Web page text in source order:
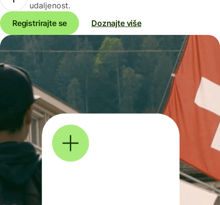
udaljenost.
Registrirajte se
Doznajte više